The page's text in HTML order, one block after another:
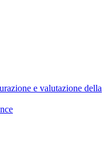
e valutazione della